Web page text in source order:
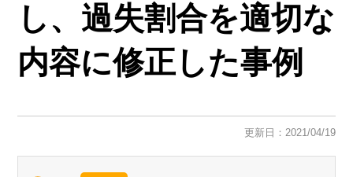
し、過失割合を適切な
内容に修正した事例
更新日：2021/04/19